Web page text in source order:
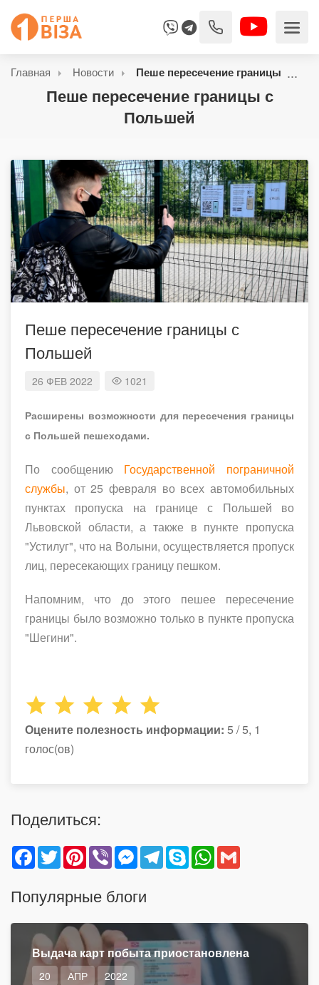
Главная Новости Пеше пересечение границы с
Пеше пересечение границы с
Польшей
Пеше пересечение границы с
Польшей
26 ФЕВ 2022 1021
Расширены возможности для пересечения границы
с Польшей пешеходами.
По сообщению Государственной пограничной
службы, от 25 февраля во всех автомобильных
пунктах пропуска на границе с Польшей во
Львовской области, а также в пункте пропуска
"Устилуг", что на Волыни, осуществляется пропуск
лиц, пересекающих границу пешком.
Напомним, что до этого пешее пересечение
границы было возможно только в пункте пропуска
"Шегини".
Оцените полезность информации: 5 / 5, 1
голос(ов)
Популярные блоги
Выдача карт побыта приостановлена
20 АПР 2022
Поделиться:
Facebook
TwitterPinterest
ViberMessenger
Telegram
SkypeWhatsApp